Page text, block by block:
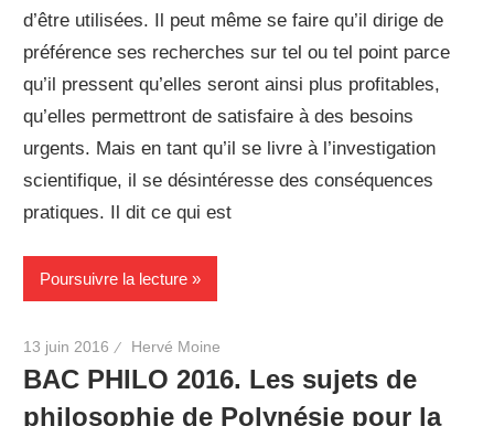
d’être utilisées. Il peut même se faire qu’il dirige de
préférence ses recherches sur tel ou tel point parce
qu’il pressent qu’elles seront ainsi plus profitables,
qu’elles permettront de satisfaire à des besoins
urgents. Mais en tant qu’il se livre à l’investigation
scientifique, il se désintéresse des conséquences
pratiques. Il dit ce qui est
Poursuivre la lecture
13 juin 2016 Hervé Moine
BAC PHILO 2016. Les sujets de
philosophie de Polynésie pour la